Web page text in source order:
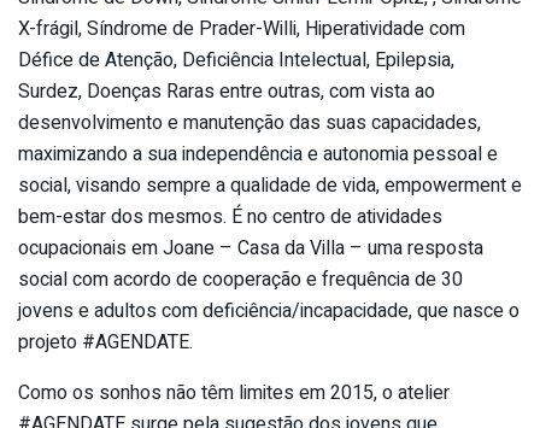
X-frágil, Síndrome de Prader-Willi, Hiperatividade com
Défice de Atenção, Deficiência Intelectual, Epilepsia,
Surdez, Doenças Raras entre outras, com vista ao
desenvolvimento e manutenção das suas capacidades,
maximizando a sua independência e autonomia pessoal e
social, visando sempre a qualidade de vida, empowerment e
bem-estar dos mesmos. É no centro de atividades
ocupacionais em Joane – Casa da Villa – uma resposta
social com acordo de cooperação e frequência de 30
jovens e adultos com deficiência/incapacidade, que nasce o
projeto #AGENDATE.
Como os sonhos não têm limites em 2015, o atelier